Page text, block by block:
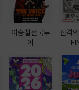
이승철전국투
어
진격